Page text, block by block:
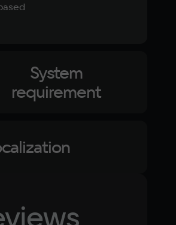
System
requirement